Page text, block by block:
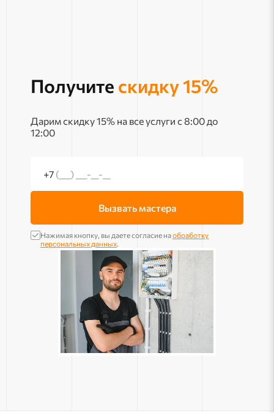
Получите скидку 15%
Дарим скидку 15% на все услуги с 8:00 до
12:00
+7 (___) ___-__-__
Вызвать мастера
Нажимая кнопку, вы даете согласие наобработку
персональных данных.